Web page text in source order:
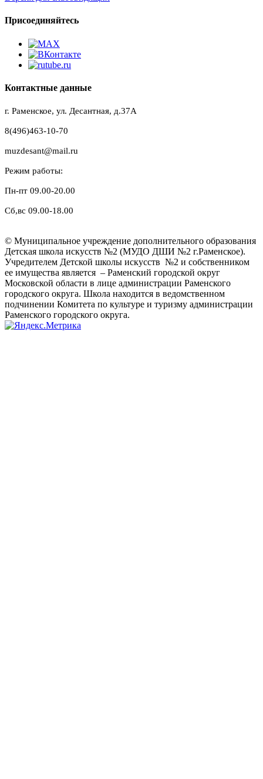
Присоединяйтесь
Контактные данные
г. Раменское, ул. Десантная, д.37A
8(496)463-10-70
muzdesant@mail.ru
Режим работы:
Пн-пт 09.00-20.00
Сб,вс 09.00-18.00
© Муниципальное учреждение дополнительного образования
Детская школа искусств №2 (МУДО ДШИ №2 г.Раменское).
Учредителем Детской школы искусств №2 и собственником
ее имущества является – Раменский городской округ
Московской области в лице администрации Раменского
городского округа. Школа находится в ведомственном
подчинении Комитета по культуре и туризму администрации
Раменского городского округа.